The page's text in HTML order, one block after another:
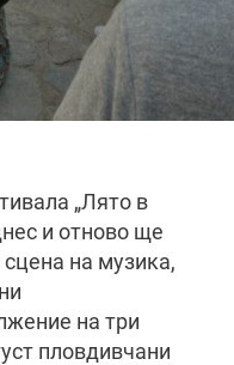
„Лято в
и отново ще
на музика,
на три
пловдивчани